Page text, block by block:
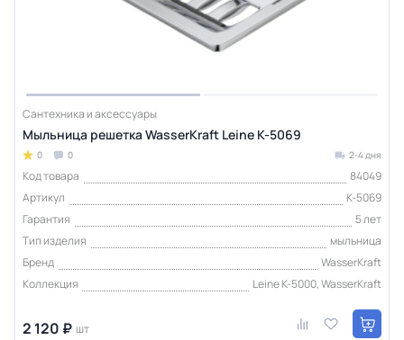
Сантехника и аксессуары
Мыльница решетка WasserKraft Leine K-5069
0 0 2-4 дня
Код товара
84049
Артикул
K-5069
Гарантия
5 лет
Тип изделия
мыльница
Бренд
WasserKraft
Коллекция
Leine K-5000, WasserKraft
2 120 ₽ шт